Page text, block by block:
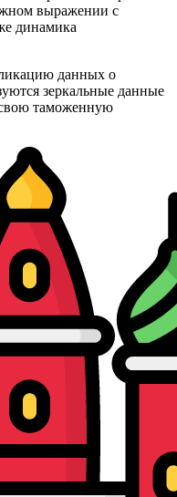
выражении с
динамика
данных о
зеркальные данные
таможенную